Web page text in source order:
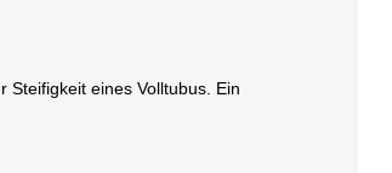
Steifigkeit eines Volltubus. Ein